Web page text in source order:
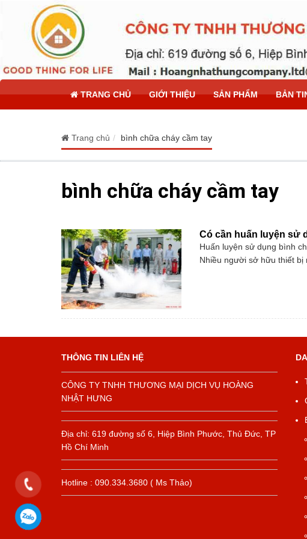
TRANG CHỦ GIỚI THIỆU SẢN PHẨM BẢN
Trang chủ bình chữa cháy cầm tay
bình chữa cháy cầm tay
Có cần huấn luyện sử
Huấn luyện sử dụng bình
Nhiều người sở hữu thiết bị
THÔNG TIN LIÊN HỆ
CÔNG TY TNHH THƯƠNG MẠI DỊCH VỤ HOÀNG
NHẬT HƯNG
Địa chỉ: 619 đường số 6, Hiệp Bình Phước, Thủ Đức, TP
Hồ Chí Minh
Hotline : 090.334.3680 ( Ms Thảo)